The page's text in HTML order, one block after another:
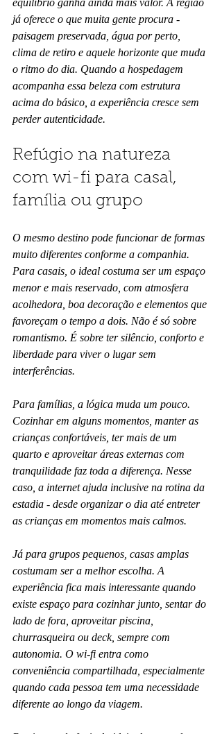
equilíbrio ganha ainda mais valor. A região
já oferece o que muita gente procura -
paisagem preservada, água por perto,
clima de retiro e aquele horizonte que muda
o ritmo do dia. Quando a hospedagem
acompanha essa beleza com estrutura
acima do básico, a experiência cresce sem
perder autenticidade.
Refúgio na natureza
com wi-fi para casal,
família ou grupo
O mesmo destino pode funcionar de formas
muito diferentes conforme a companhia.
Para casais, o ideal costuma ser um espaço
menor e mais reservado, com atmosfera
acolhedora, boa decoração e elementos que
favoreçam o tempo a dois. Não é só sobre
romantismo. É sobre ter silêncio, conforto e
liberdade para viver o lugar sem
interferências.
Para famílias, a lógica muda um pouco.
Cozinhar em alguns momentos, manter as
crianças confortáveis, ter mais de um
quarto e aproveitar áreas externas com
tranquilidade faz toda a diferença. Nesse
caso, a internet ajuda inclusive na rotina da
estadia - desde organizar o dia até entreter
as crianças em momentos mais calmos.
Já para grupos pequenos, casas amplas
costumam ser a melhor escolha. A
experiência fica mais interessante quando
existe espaço para cozinhar junto, sentar do
lado de fora, aproveitar piscina,
churrasqueira ou deck, sempre com
autonomia. O wi-fi entra como
conveniência compartilhada, especialmente
quando cada pessoa tem uma necessidade
diferente ao longo da viagem.